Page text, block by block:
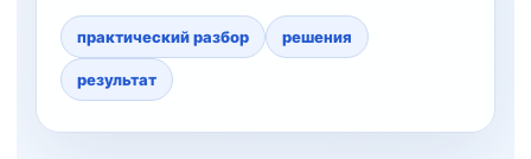
практический разбор решения
результат